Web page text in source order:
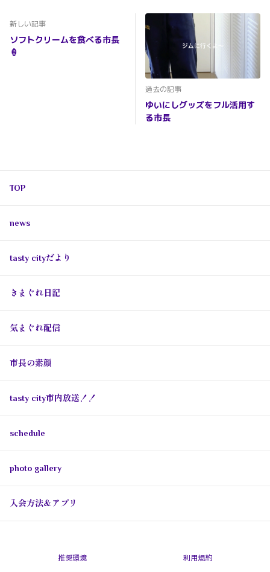
新しい記事
ソフトクリームを食べる市長
🍦
過去の記事
ゆいにしグッズをフル活用す
る市長
TOP
news
tasty cityだより
きまぐれ日記
気まぐれ配信
市長の素顔
tasty city市内放送！！
schedule
photo gallery
入会方法＆アプリ
推奨環境 利用規約